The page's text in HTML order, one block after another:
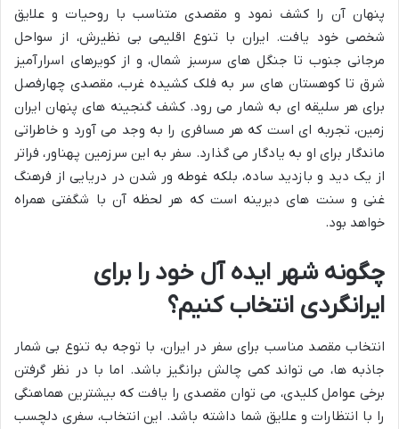
پنهان آن را کشف نمود و مقصدی متناسب با روحیات و علایق
شخصی خود یافت. ایران با تنوع اقلیمی بی نظیرش، از سواحل
مرجانی جنوب تا جنگل های سرسبز شمال، و از کویرهای اسرارآمیز
شرق تا کوهستان های سر به فلک کشیده غرب، مقصدی چهارفصل
برای هر سلیقه ای به شمار می رود. کشف گنجینه های پنهان ایران
زمین، تجربه ای است که هر مسافری را به وجد می آورد و خاطراتی
ماندگار برای او به یادگار می گذارد. سفر به این سرزمین پهناور، فراتر
از یک دید و بازدید ساده، بلکه غوطه ور شدن در دریایی از فرهنگ
غنی و سنت های دیرینه است که هر لحظه آن با شگفتی همراه
خواهد بود.
چگونه شهر ایده آل خود را برای
ایرانگردی انتخاب کنیم؟
انتخاب مقصد مناسب برای سفر در ایران، با توجه به تنوع بی شمار
جاذبه ها، می تواند کمی چالش برانگیز باشد. اما با در نظر گرفتن
برخی عوامل کلیدی، می توان مقصدی را یافت که بیشترین هماهنگی
را با انتظارات و علایق شما داشته باشد. این انتخاب، سفری دلچسب